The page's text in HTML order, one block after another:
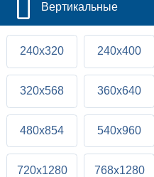
Вертикальные
240x320 240x400
320x568 360x640
480x854 540x960
720x1280 768x1280